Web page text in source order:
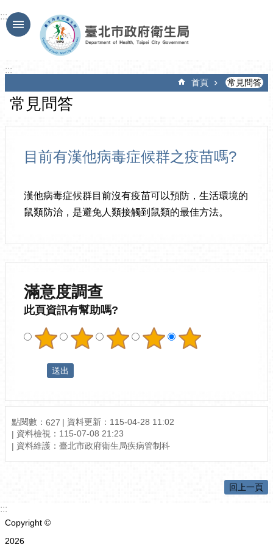
跳到主要內容區塊
:::
:::
首頁 常見問答
常見問答
目前有漢他病毒症候群之疫苗嗎?
漢他病毒症候群目前沒有疫苗可以預防，生活環境的
鼠類防治，是避免人類接觸到鼠類的最佳方法。
滿意度調查
此頁資訊有幫助嗎?
點閱數： 627
資料更新：115-04-28 11:02
資料檢視：115-07-08 21:23
資料維護：臺北市政府衛生局疾病管制科
回上一頁
:::
Copyright ©
2026